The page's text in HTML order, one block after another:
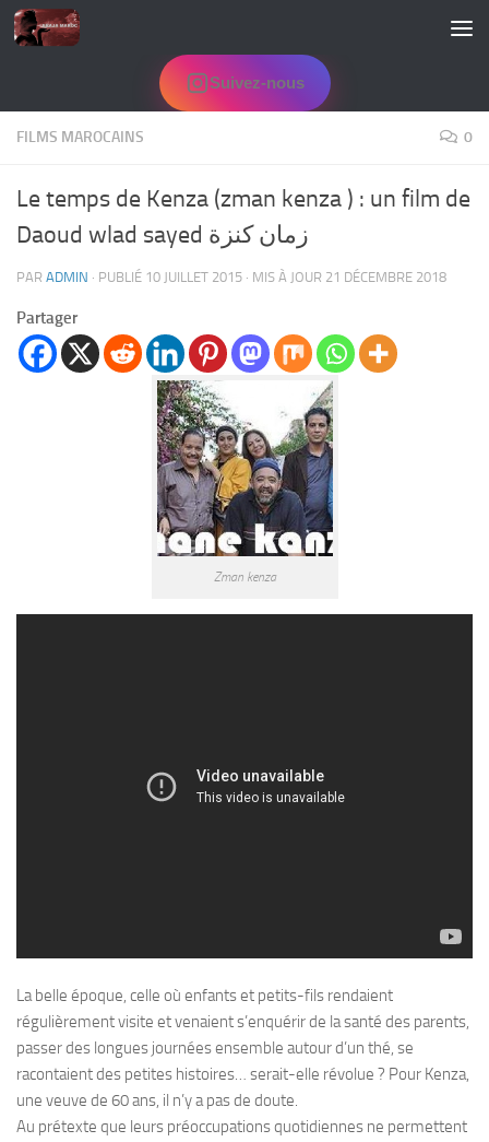
Skip to content
Suivez-nous
FILMS MAROCAINS 0
Le temps de Kenza (zman kenza ) : un film de
Daoud wlad sayed زمان كنزة
PAR ADMIN · PUBLIÉ 10 JUILLET 2015 · MIS À JOUR 21 DÉCEMBRE 2018
Partager
Zman kenza
La belle époque, celle où enfants et petits-fils rendaient
régulièrement visite et venaient s’enquérir de la santé des parents,
passer des longues journées ensemble autour d’un thé, se
racontaient des petites histoires… serait-elle révolue ? Pour Kenza,
une veuve de 60 ans, il n’y a pas de doute.
Au prétexte que leurs préoccupations quotidiennes ne permettent